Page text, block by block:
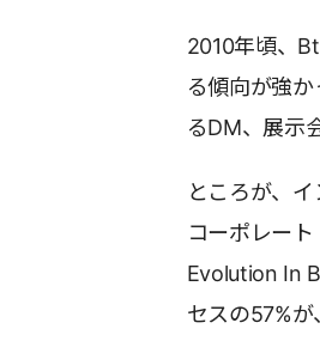
2010年頃、
る傾向が強
るDM、展示
ところが、
コーポレー
Evolution In
セスの57%